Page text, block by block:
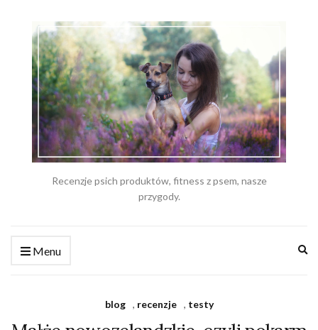
Recenzje psich produktów, fitness z psem, nasze
przygody.
Menu
blog , recenzje , testy